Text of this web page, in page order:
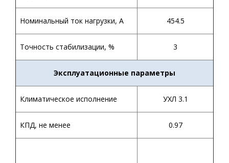
Номинальный ток нагрузки, А 454.5
Точность стабилизации, % 3
Эксплуатационные параметры
Климатическое исполнение УХЛ 3.1
КПД, не менее 0.97